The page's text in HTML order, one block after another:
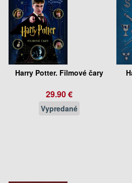
Harry Potter. Filmové čary
29.90 €
Vypredané